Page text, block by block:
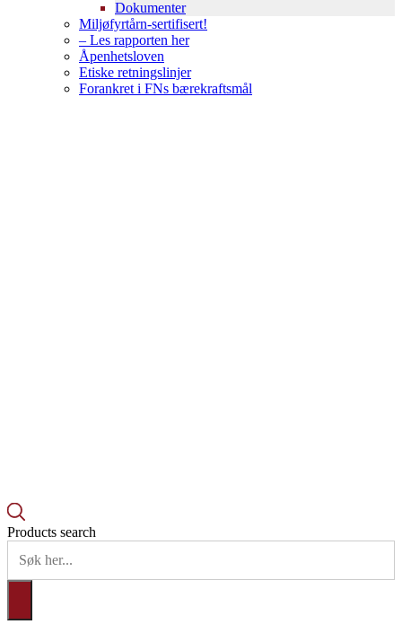
Dokumenter
Miljøfyrtårn-sertifisert!
– Les rapporten her
Åpenhetsloven
Etiske retningslinjer
Forankret i FNs bærekraftsmål
Products search